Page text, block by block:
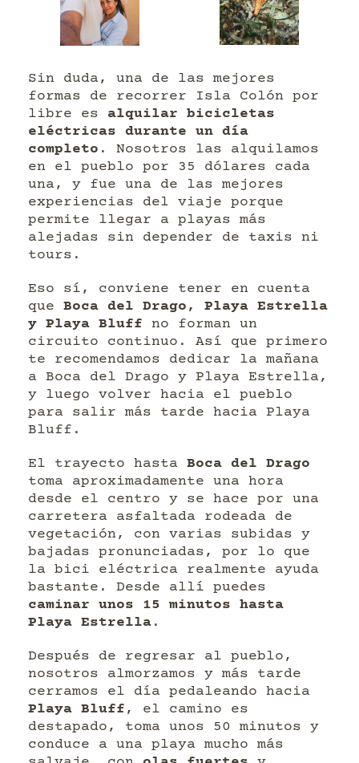
Sin duda, una de las mejores
formas de recorrer Isla Colón por
libre es alquilar bicicletas
eléctricas durante un día
completo . Nosotros las alquilamos
en el pueblo por 35 dólares cada
una, y fue una de las mejores
experiencias del viaje porque
permite llegar a playas más
alejadas sin depender de taxis ni
tours.
Eso sí, conviene tener en cuenta
que Boca del Drago, Playa Estrella
y Playa Bluff no forman un
circuito continuo. Así que primero
te recomendamos dedicar la mañana
a Boca del Drago y Playa Estrella,
y luego volver hacia el pueblo
para salir más tarde hacia Playa
Bluff.
El trayecto hasta Boca del Drago
toma aproximadamente una hora
desde el centro y se hace por una
carretera asfaltada rodeada de
vegetación, con varias subidas y
bajadas pronunciadas, por lo que
la bici eléctrica realmente ayuda
bastante. Desde allí puedes
caminar unos 15 minutos hasta
Playa Estrella .
Después de regresar al pueblo,
nosotros almorzamos y más tarde
cerramos el día pedaleando hacia
Playa Bluff , el camino es
destapado, toma unos 50 minutos y
conduce a una playa mucho más